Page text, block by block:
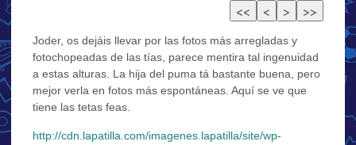
Joder, os dejáis llevar por las fotos más arregladas y
fotochopeadas de las tías, parece mentira tal ingenuidad
a estas alturas. La hija del puma tá bastante buena, pero
mejor verla en fotos más espontáneas. Aquí se ve que
tiene las tetas feas.
http://cdn.lapatilla.com/imagenes.lapatilla/site/wp-